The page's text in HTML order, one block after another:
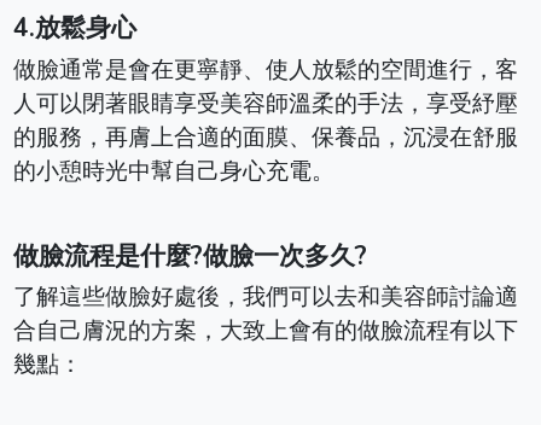
4.放鬆身心
做臉通常是會在更寧靜、使人放鬆的空間進行，客
人可以閉著眼睛享受美容師溫柔的手法，享受紓壓
的服務，再膚上合適的面膜、保養品，沉浸在舒服
的小憩時光中幫自己身心充電。
做臉流程是什麼?做臉一次多久?
了解這些做臉好處後，我們可以去和美容師討論適
合自己膚況的方案，大致上會有的做臉流程有以下
幾點：